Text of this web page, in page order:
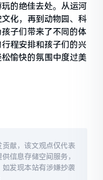
的绝佳去处。从运河
化，再到动物园、科
子们带来了不同的体
程安排和孩子们的兴
愉快的氛围中度过美
献，该文观点仅代表
信息存储空间服务，
发现本站有涉嫌抄袭